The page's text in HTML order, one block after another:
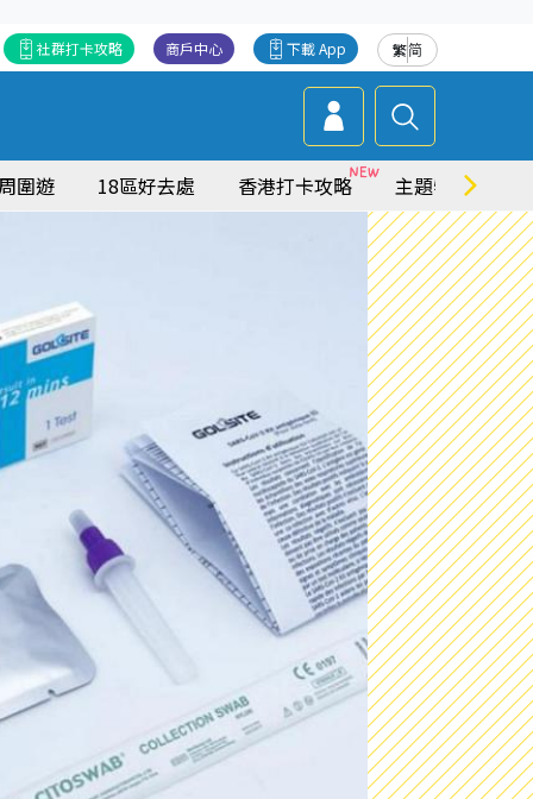
繁简
下載 App
商戶中心
社群打卡攻略
圍遊 18區好去處 香港打卡攻略 主題特集